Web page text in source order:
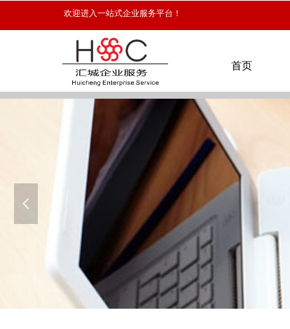
欢迎进入一站式企业服务平台！
首页
넳